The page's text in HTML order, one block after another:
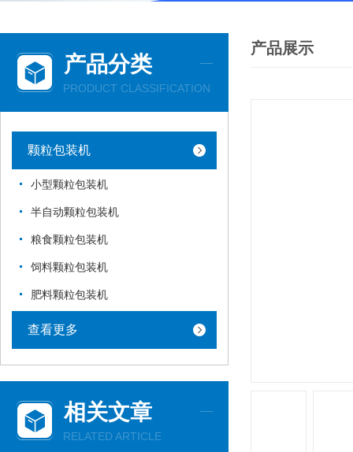
产品分类
PRODUCT CLASSIFICATION
颗粒包装机
小型颗粒包装机
半自动颗粒包装机
粮食颗粒包装机
饲料颗粒包装机
肥料颗粒包装机
查看更多
相关文章
RELATED ARTICLE
产品展示